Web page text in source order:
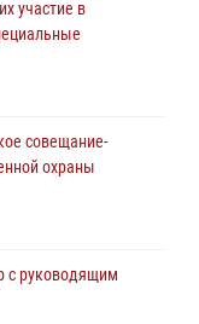
участие в
совещание-
охраны
с руководящим